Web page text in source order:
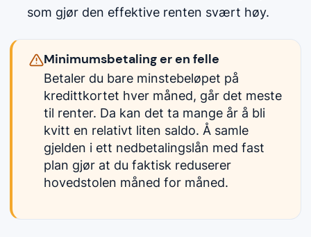
som gjør den effektive renten svært høy.
Minimumsbetaling er en felle
Betaler du bare minstebeløpet på
kredittkortet hver måned, går det meste
til renter. Da kan det ta mange år å bli
kvitt en relativt liten saldo. Å samle
gjelden i ett nedbetalingslån med fast
plan gjør at du faktisk reduserer
hovedstolen måned for måned.